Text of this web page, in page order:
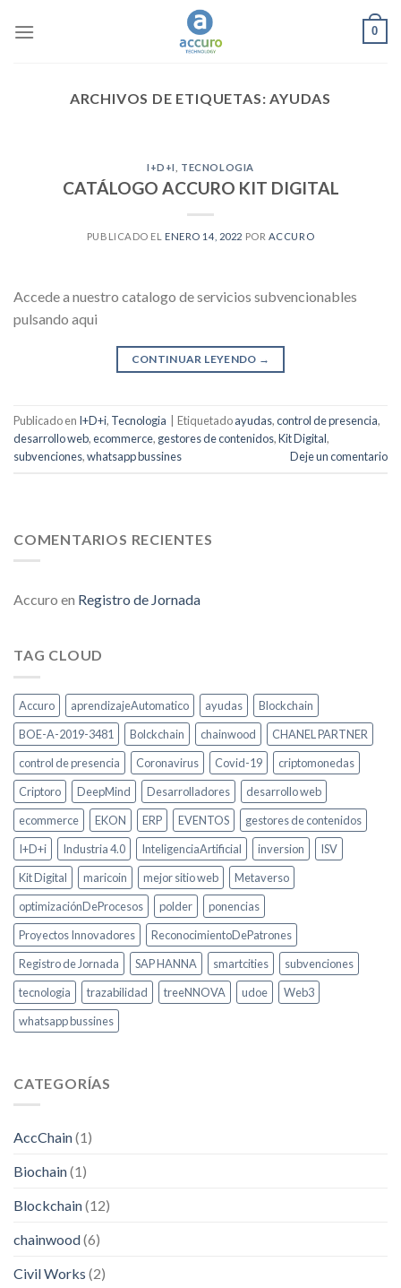
0
ARCHIVOS DE ETIQUETAS:AYUDAS
I+D+I TECNOLOGIA
CATÁLOGO ACCURO KIT DIGITAL
PUBLICADO EL ENERO 14, 2022 POR ACCURO
Accede a nuestro catalogo de servicios subvencionables
pulsando aqui
CONTINUAR LEYENDO →
Publicado en I+D+i, Tecnologia Etiquetadoayudas,control de presencia,
desarrollo web,ecommerce, gestores de contenidos,Kit Digital,
subvenciones,whatsapp bussines Deje un comentario
COMENTARIOS RECIENTES
Accuro en Registro de Jornada
TAG CLOUD
Accuro aprendizajeAutomatico ayudas
Blockchain
BOE-A-2019-3481
Bolckchain chainwood
CHANEL PARTNER
control de presencia
Coronavirus Covid-19
criptomonedas
Criptoro
DeepMind Desarrolladores
desarrollo web
ecommerce
EKON ERP EVENTOS
gestores de contenidos
I+D+i
Industria 4.0 InteligenciaArtificial inversion
ISV
Kit Digital
maricoin mejor sitio web
Metaverso
optimizaciónDeProcesos
polder
ponencias
Proyectos Innovadores
ReconocimientoDePatrones
Registro de Jornada
SAP HANNA smartcities
subvenciones
tecnologia
trazabilidad treeNNOVA udoe
Web3
whatsapp bussines
CATEGORÍAS
AccChain(1)
Biochain(1)
Blockchain(12)
chainwood(6)
Civil Works (2)